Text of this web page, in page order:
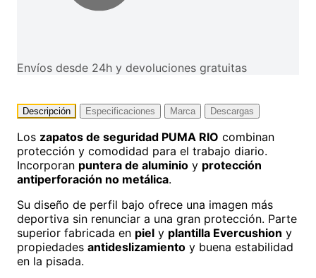
Envíos desde 24h y devoluciones gratuitas
Descripción Especificaciones Marca Descargas
Los zapatos de seguridad PUMA RIO combinan
protección y comodidad para el trabajo diario.
Incorporan puntera de aluminio y protección
antiperforación no metálica.
Su diseño de perfil bajo ofrece una imagen más
deportiva sin renunciar a una gran protección. Parte
superior fabricada en piel y plantilla Evercushion y
propiedades antideslizamiento y buena estabilidad
en la pisada.